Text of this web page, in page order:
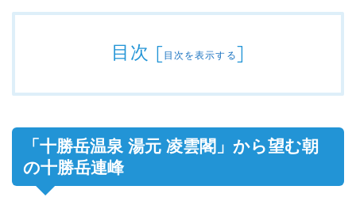
目次 [目次を表示する]
「十勝岳温泉 湯元 凌雲閣」から望む朝
の十勝岳連峰